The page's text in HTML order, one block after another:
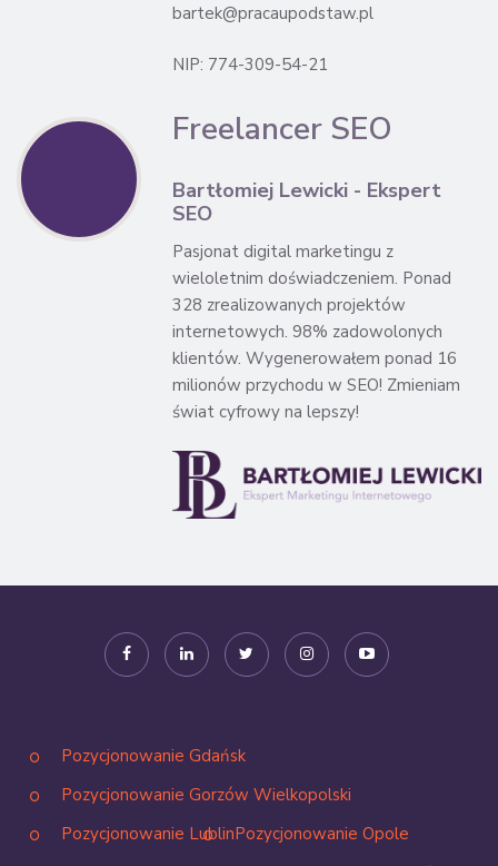
bartek@pracaupodstaw.pl
NIP: 774-309-54-21
Freelancer SEO
Bartłomiej Lewicki - Ekspert
SEO
Pasjonat digital marketingu z
wieloletnim doświadczeniem. Ponad
328 zrealizowanych projektów
internetowych. 98% zadowolonych
klientów. Wygenerowałem ponad 16
milionów przychodu w SEO! Zmieniam
świat cyfrowy na lepszy!
Pozycjonowanie Gdańsk
Pozycjonowanie Gorzów Wielkopolski
Pozycjonowanie LublinPozycjonowanie Opole